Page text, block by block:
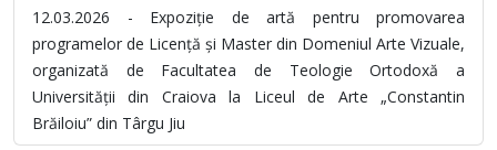
12.03.2026 - Expoziție de artă pentru promovarea
programelor de Licență și Master din Domeniul Arte Vizuale,
organizată de Facultatea de Teologie Ortodoxă a
Universității din Craiova la Liceul de Arte „Constantin
Brăiloiu” din Târgu Jiu